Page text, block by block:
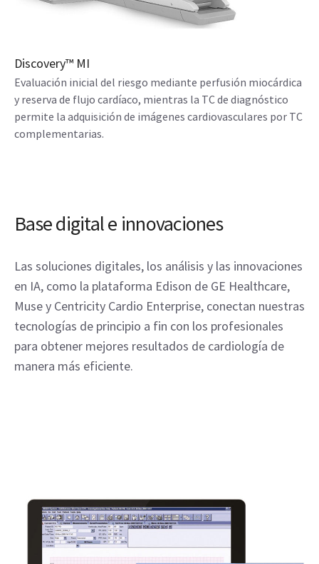
Discovery™ MI
Evaluación inicial del riesgo mediante perfusión miocárdica
y reserva de flujo cardíaco, mientras la TC de diagnóstico
permite la adquisición de imágenes cardiovasculares por TC
complementarias.
Base digital e innovaciones
Las soluciones digitales, los análisis y las innovaciones
en IA, como la plataforma Edison de GE Healthcare,
Muse y Centricity Cardio Enterprise, conectan nuestras
tecnologías de principio a fin con los profesionales
para obtener mejores resultados de cardiología de
manera más eficiente.